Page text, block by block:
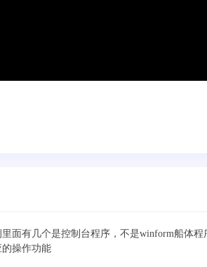
面有几个是控制台程序，不是winform船体
操作功能